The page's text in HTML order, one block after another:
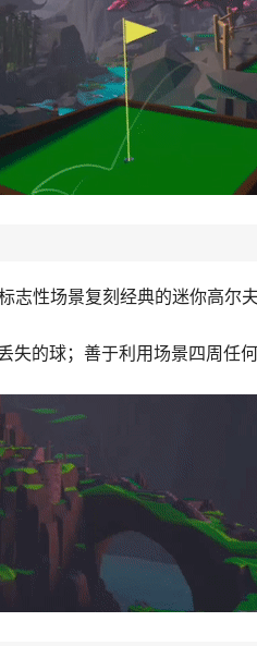
性场景复刻经典的迷你高尔夫
的球；善于利用场景四周任